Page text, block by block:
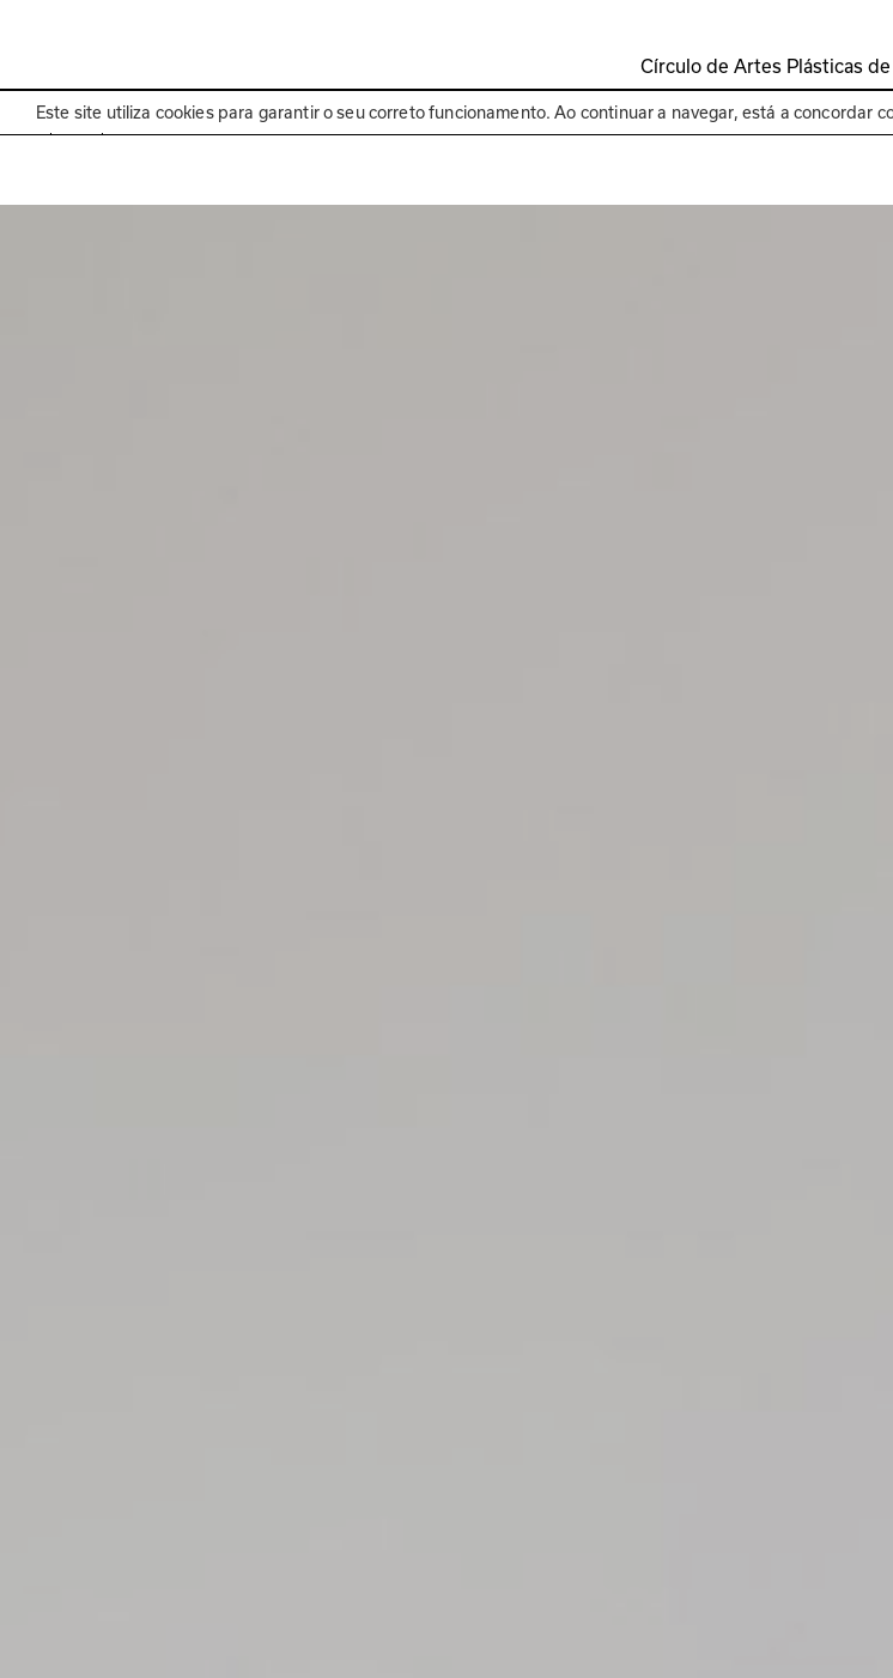
Círculo de Artes Plásticas
EN Programa Espaços
Este site utiliza cookies para garantir o seu correto funcionamento. Ao continuar a navegar, está a concordar